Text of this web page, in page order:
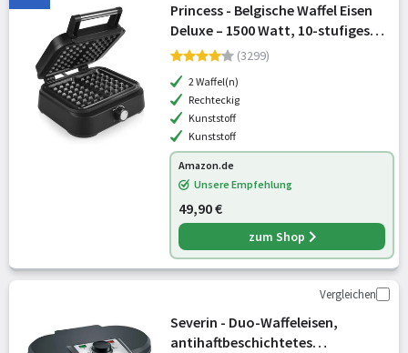
Princess - Belgische Waffel Eisen
Deluxe – 1500 Watt, 10-stufiges
Thermostt, Antihaftbeschichtet,
Schwarz, 132398
(3299)
2 Waffel(n)
Rechteckig
Kunststoff
Kunststoff
Amazon.de
Unsere Empfehlung
49,90 €
zum Shop
Vergleichen
Severin - Duo-Waffeleisen,
antihaftbeschichtetes